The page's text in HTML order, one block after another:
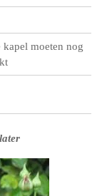
kapel moeten nog